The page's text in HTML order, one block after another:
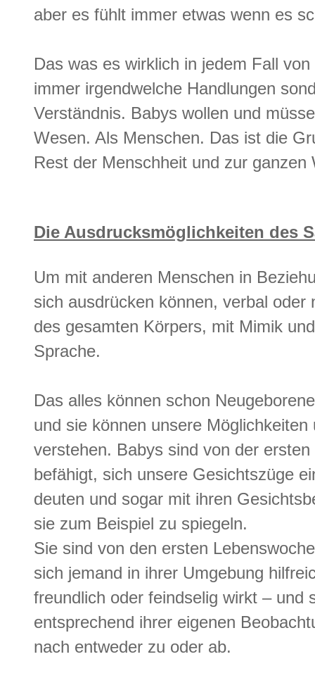
aber es fühlt immer etwas wenn es
Das was es wirklich in jedem Fall
immer irgendwelche Handlungen
Verständnis. Babys wollen und
Wesen. Als Menschen. Das ist die
Rest der Menschheit und zur ganzen
Die Ausdrucksmöglichkeiten des
Um mit anderen Menschen in
sich ausdrücken können, verbal
des gesamten Körpers, mit Mimik
Sprache.
Das alles können schon
und sie können unsere
verstehen. Babys sind von der
befähigt, sich unsere Gesichtszüge
deuten und sogar mit ihren
sie zum Beispiel zu spiegeln.
Sie sind von den ersten
sich jemand in ihrer Umgebung
freundlich oder feindselig wirkt – und
entsprechend ihrer eigenen
nach entweder zu oder ab.